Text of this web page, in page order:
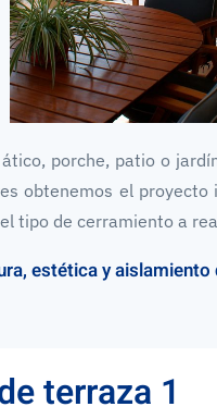
porche, patio o
obtenemos el
tipo de cerramiento a
estética y aislamiento
terraza 1